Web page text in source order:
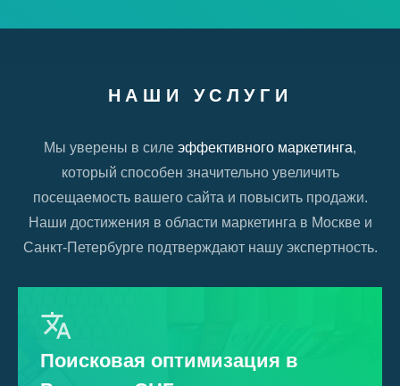
НАШИ УСЛУГИ
Мы уверены в силе эффективного маркетинга,
который способен значительно увеличить
посещаемость вашего сайта и повысить продажи.
Наши достижения в области маркетинга в Москве и
Санкт-Петербурге подтверждают нашу экспертность.
Поисковая оптимизация в